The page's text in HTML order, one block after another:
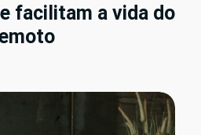
facilitam a vida do